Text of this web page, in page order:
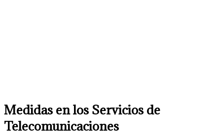
Se implementará un “Plan Solidario de Conectividad”
gratis durante 60 días para clientes actuales